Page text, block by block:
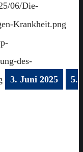
06/Die-
Krankheit.png
des-
3. Juni 2025
5.